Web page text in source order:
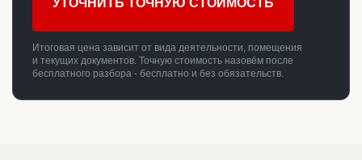
УТОЧНИТЬ ТОЧНУЮ СТОИМОСТЬ
Итоговая цена зависит от вида деятельности, помещения
и текущих документов. Точную стоимость назовём после
бесплатного разбора - бесплатно и без обязательств.